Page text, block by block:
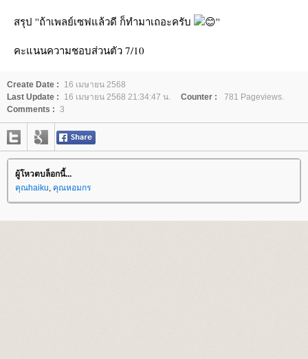
สรุป ''ถ้าเพลย์เซฟแล้วดี ก็ทำมาเถอะครับ ''
คะแนนความชอบส่วนตัว 7/10
Create Date :
16 เมษายน 2568
Last Update :
16 เมษายน 2568 21:34:47 น. Counter :
781 Pageviews.
Comments : 3
ผู้โหวตบล็อกนี้...
คุณhaiku คุณหอมกร